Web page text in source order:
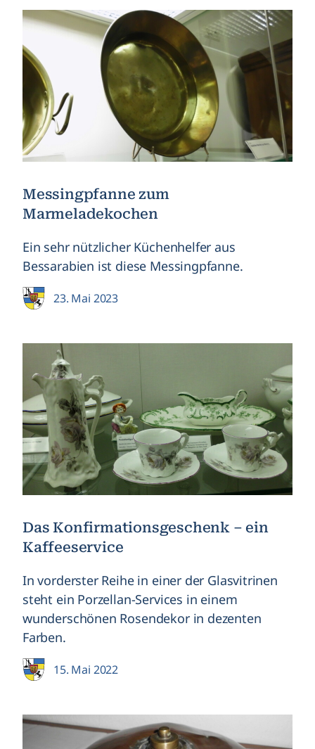
Messingpfanne zum
Marmeladekochen
Ein sehr nützlicher Küchenhelfer aus
Bessarabien ist diese Messingpfanne.
23. Mai 2023
Das Konfirmationsgeschenk – ein
Kaffeeservice
In vorderster Reihe in einer der Glasvitrinen
steht ein Porzellan-Services in einem
wunderschönen Rosendekor in dezenten
Farben.
15. Mai 2022